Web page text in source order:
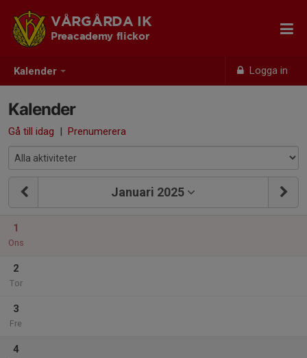
Kalender Logga in
VÅRGÅRDA IK
Preacademy flickor
Kalender
Gå till idag | Prenumerera
Januari 2025
1
Ons
2
Tor
3
Fre
4